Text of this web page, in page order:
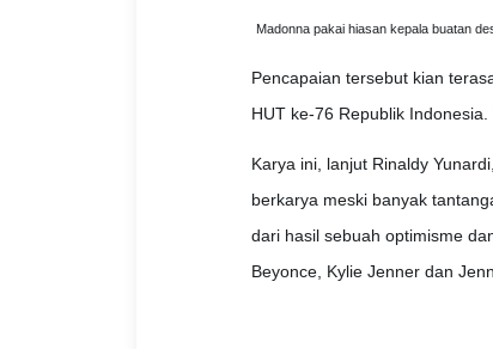
Madonna pakai hiasan kepala buatan
Pencapaian tersebut kian
HUT ke-76 Republik
Karya ini, lanjut Rinaldy
berkarya meski banyak
dari hasil sebuah optimisme
Beyonce, Kylie Jenner dan